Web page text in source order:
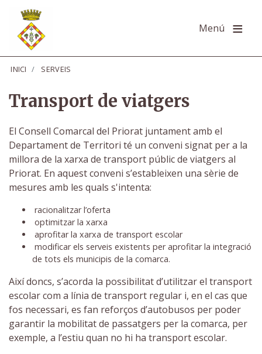
Menú
INICI SERVEIS
Transport de viatgers
El Consell Comarcal del Priorat juntament amb el
Departament de Territori té un conveni signat per a la
millora de la xarxa de transport públic de viatgers al
Priorat. En aquest conveni s’estableixen una sèrie de
mesures amb les quals s'intenta:
racionalitzar l’oferta
optimitzar la xarxa
aprofitar la xarxa de transport escolar
modificar els serveis existents per aprofitar la integració
de tots els municipis de la comarca.
Així doncs, s’acorda la possibilitat d’utilitzar el transport
escolar com a línia de transport regular i, en el cas que
fos necessari, es fan reforços d’autobusos per poder
garantir la mobilitat de passatgers per la comarca, per
exemple, a l’estiu quan no hi ha transport escolar.